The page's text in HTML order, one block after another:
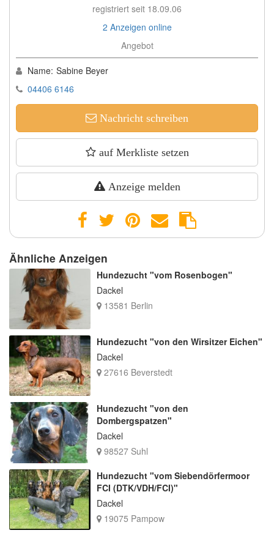
registriert seit 18.09.06
2 Anzeigen online
Angebot
Name: Sabine Beyer
04406 6146
Nachricht schreiben
auf Merkliste setzen
Anzeige melden
Ähnliche Anzeigen
Hundezucht "vom Rosenbogen"
Dackel
13581 Berlin
Hundezucht "von den Wirsitzer Eichen"
Dackel
27616 Beverstedt
Hundezucht "von den
Dombergspatzen"
Dackel
98527 Suhl
Hundezucht "vom Siebendörfermoor
FCI (DTK/VDH/FCI)"
Dackel
19075 Pampow